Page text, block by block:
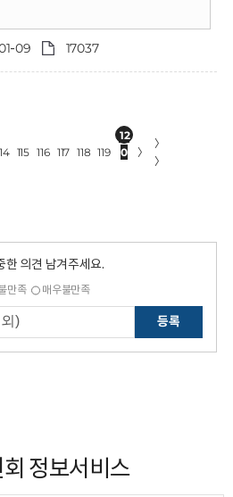
09 17037
115 116 117 118 119
12
0
〉
〉
〉
한 의견 남겨주세요.
만족 매우불만족
등록
정보서비스